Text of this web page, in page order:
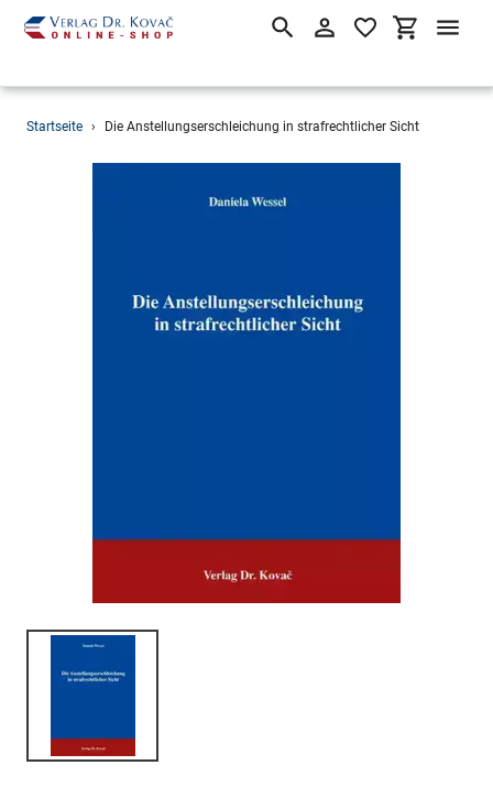
Direkt
SuchenEinloggen
Startseite › Die Anstellungserschleichung in strafrechtlicher Sicht